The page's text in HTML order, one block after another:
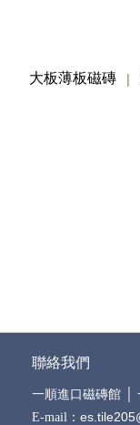
大板薄板磁磚
聯絡我們
一順進口磁磚館│
E-mail：